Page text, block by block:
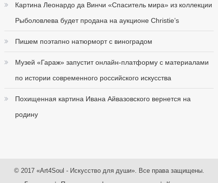
Картина Леонардо да Винчи «Спаситель мира» из коллекции
Рыболовлева будет продана на аукционе Christie’s
Пишем поэтапно натюрморт с виноградом
Музей «Гараж» запустит онлайн-платформу с материалами
по истории современного российского искусства
Похищенная картина Ивана Айвазовского вернется на
родину
© 2017 «Art4Soul - Искусство для души». Все права защищены.